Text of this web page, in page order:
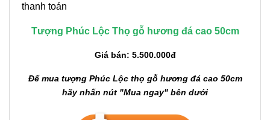
thanh toán
Tượng Phúc Lộc Thọ gỗ hương đá cao 50cm
Giá bán: 5.500.000đ
Để mua tượng Phúc Lộc thọ gỗ hương đá cao 50cm
hãy nhấn nút "Mua ngay" bên dưới